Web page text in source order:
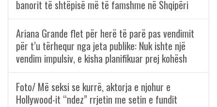
banorit të shtëpisë më të famshme në Shqipëri
Ariana Grande flet për herë të parë pas vendimit
për t’u tërhequr nga jeta publike: Nuk ishte një
vendim impulsiv, e kisha planifikuar prej kohësh
Foto/ Më seksi se kurrë, aktorja e njohur e
Hollywood-it “ndez” rrjetin me setin e fundit